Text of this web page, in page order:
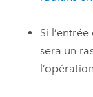
Si
sera un